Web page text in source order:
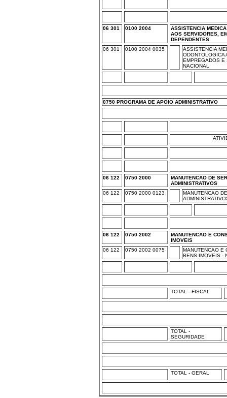
06 301 0100 2004
ASSISTENCIA
AOS SERVIDORES,
DEPENDENTES
06 301
0100 2004 0035
ASSISTENCIA
ODONTOLOGICA
EMPREGADOS E
NACIONAL
0750 PROGRAMA DE APOIO ADMINISTRATIVO
06 122 0750 2000
MANUTENCAO DE
ADMINISTRATIVOS
06 122
0750 2000 0123
MANUTENCAO
06 122 0750 2002
MANUTENCAO E
IMOVEIS
06 122
0750 2002 0075
MANUTENCAO E
BENS IMOVEIS -
TOTAL - FISCAL
TOTAL -
SEGURIDADE
TOTAL - GERAL